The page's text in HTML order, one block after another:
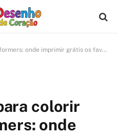
onde imprimir grátis os favoritos
colorir
onde